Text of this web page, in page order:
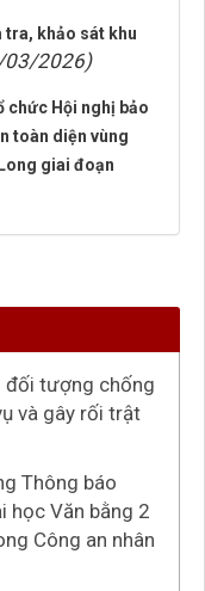
khảo sát khu
03/2026)
chức Hội nghị bảo
toàn diện vùng
giai đoạn
đối tượng chống
và gây rối trật
Thông báo
học Văn bằng 2
Công an nhân